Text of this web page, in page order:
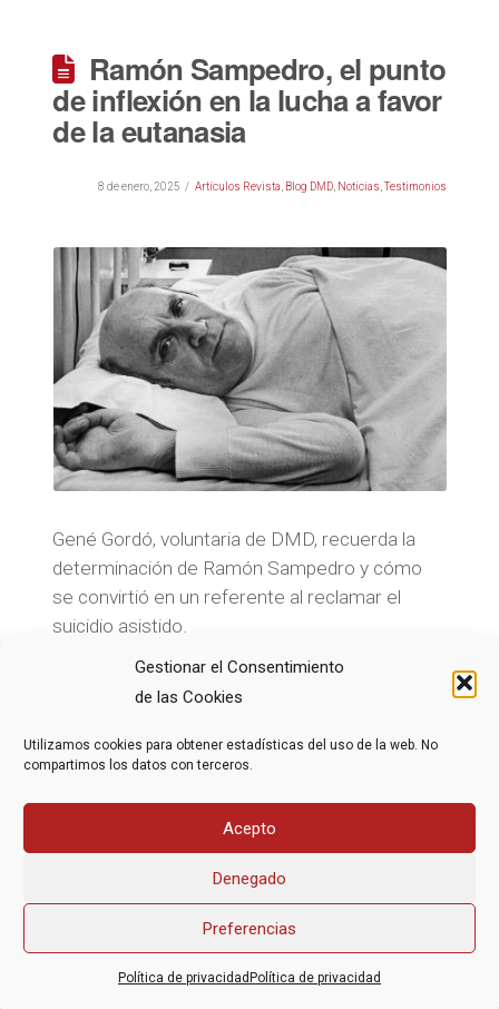
Gestionar el Consentimiento
de las Cookies
Utilizamos cookies para obtener estadísticas del uso de la web. No
compartimos los datos con terceros.
Acepto
Denegado
Preferencias
Política de privacidad Política de privacidad
Ramón Sampedro, el punto
de inflexión en la lucha a favor
de la eutanasia
8 de enero, 2025 Artículos Revista Blog DMD, Noticias ,Testimonios
Gené Gordó, voluntaria de DMD, recuerda la
determinación de Ramón Sampedro y cómo
se convirtió en un referente al reclamar el
suicidio asistido.
2 3
Asociación Federal Derecho a Morir Dignamente (DMD)